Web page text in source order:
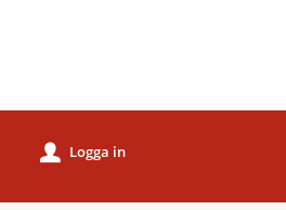
u Logga in